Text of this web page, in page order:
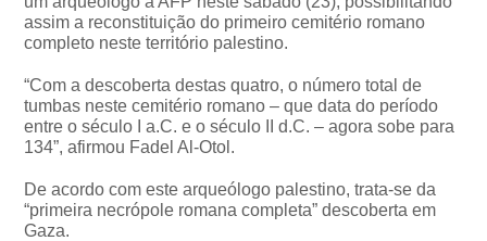
assim a reconstituição do primeiro cemitério romano
completo neste território palestino.
“Com a descoberta destas quatro, o número total de
tumbas neste cemitério romano – que data do período
entre o século I a.C. e o século II d.C. – agora sobe para
134”, afirmou Fadel Al-Otol.
De acordo com este arqueólogo palestino, trata-se da
“primeira necrópole romana completa” descoberta em
Gaza.